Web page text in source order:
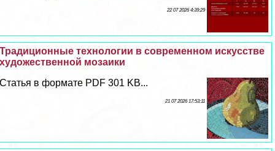
22 07 2026 4:39:29
Традиционные технологии в современном искусстве
художественной мозаики
Статья в формате PDF 301 KB...
21 07 2026 17:53:11